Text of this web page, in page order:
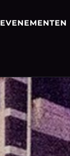
EVENEMENTEN